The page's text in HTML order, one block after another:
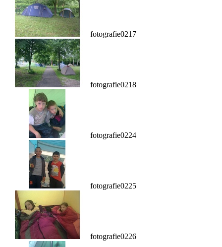
fotografie0217
fotografie0218
fotografie0224
fotografie0225
fotografie0226